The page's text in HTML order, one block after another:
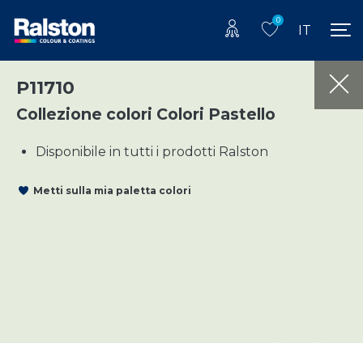
0
IT
P11710
Collezione colori Colori Pastello
Disponibile in tutti i prodotti Ralston
Metti sulla mia paletta colori